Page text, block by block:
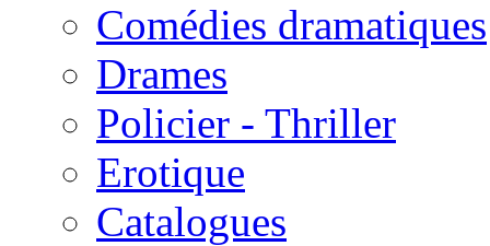
Comédies dramatiques
Drames
Policier - Thriller
Erotique
Catalogues